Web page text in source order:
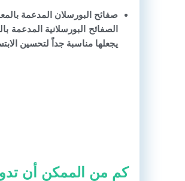
صفائح البورسلان المدعمة
الصفائح البورسلانية المدعمة
يجعلها مناسبة جداً لتحسين
كم من الممكن أن